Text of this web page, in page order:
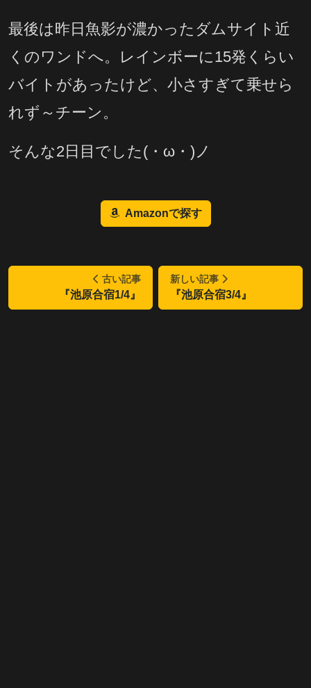
最後は昨日魚影が濃かったダムサイト近
くのワンドへ。レインボーに15発くらい
バイトがあったけど、小さすぎて乗せら
れず～チーン。
そんな2日目でした(・ω・)ノ
Amazonで探す
古い記事
『池原合宿1/4』
新しい記事
『池原合宿3/4』